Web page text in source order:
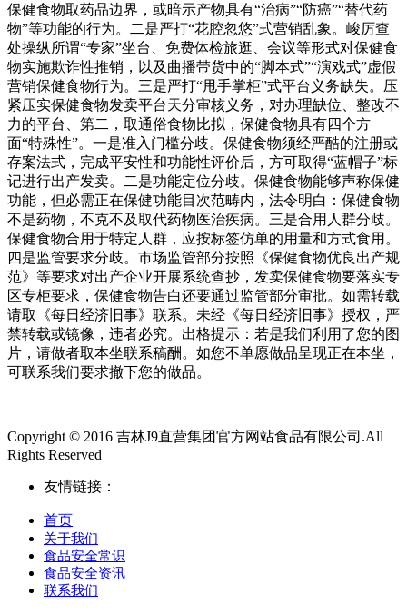
保健食物取药品边界，或暗示产物具有“治病”“防癌”“替代药
物”等功能的行为。二是严打“花腔忽悠”式营销乱象。峻厉查
处操纵所谓“专家”坐台、免费体检旅逛、会议等形式对保健食
物实施欺诈性推销，以及曲播带货中的“脚本式”“演戏式”虚假
营销保健食物行为。三是严打“甩手掌柜”式平台义务缺失。压
紧压实保健食物发卖平台天分审核义务，对办理缺位、整改不
力的平台、第二，取通俗食物比拟，保健食物具有四个方
面“特殊性”。一是准入门槛分歧。保健食物须经严酷的注册或
存案法式，完成平安性和功能性评价后，方可取得“蓝帽子”标
记进行出产发卖。二是功能定位分歧。保健食物能够声称保健
功能，但必需正在保健功能目次范畴内，法令明白：保健食物
不是药物，不克不及取代药物医治疾病。三是合用人群分歧。
保健食物合用于特定人群，应按标签仿单的用量和方式食用。
四是监管要求分歧。市场监管部分按照《保健食物优良出产规
范》等要求对出产企业开展系统查抄，发卖保健食物要落实专
区专柜要求，保健食物告白还要通过监管部分审批。如需转载
请取《每日经济旧事》联系。未经《每日经济旧事》授权，严
禁转载或镜像，违者必究。出格提示：若是我们利用了您的图
片，请做者取本坐联系稿酬。如您不单愿做品呈现正在本坐，
可联系我们要求撤下您的做品。
Copyright © 2016 吉林J9直营集团官方网站食品有限公司.All
Rights Reserved
友情链接：
首页
关于我们
食品安全常识
食品安全资讯
联系我们